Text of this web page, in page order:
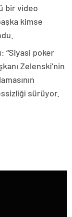
bir video
kimse
“Siyasi poker
Zelenski’nin
sürüyor.